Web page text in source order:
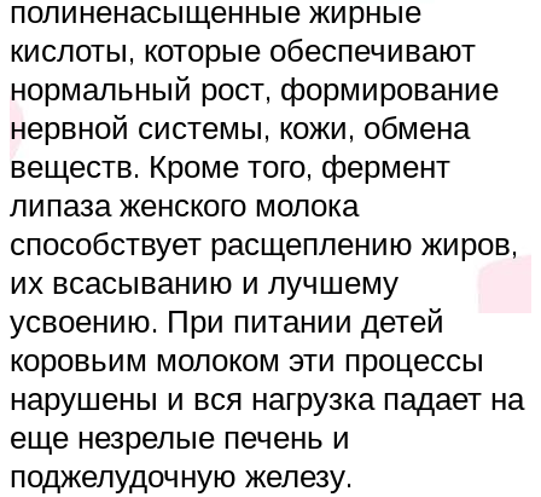
полиненасыщенные жирные
кислоты, которые обеспечивают
нормальный рост, формирование
нервной системы, кожи, обмена
веществ. Кроме того, фермент
липаза женского молока
способствует расщеплению жиров,
их всасыванию и лучшему
усвоению. При питании детей
коровьим молоком эти процессы
нарушены и вся нагрузка падает на
еще незрелые печень и
поджелудочную железу.